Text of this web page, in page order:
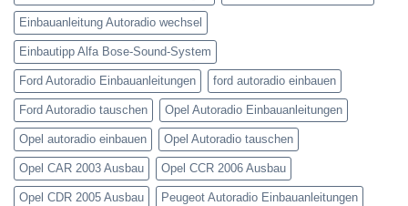
Einbauanleitung Autoradio wechsel
Einbautipp Alfa Bose-Sound-System
Ford Autoradio Einbauanleitungen ford autoradio einbauen
Ford Autoradio tauschen Opel Autoradio Einbauanleitungen
Opel autoradio einbauen Opel Autoradio tauschen
Opel CAR 2003 Ausbau Opel CCR 2006 Ausbau
Opel CDR 2005 Ausbau Peugeot Autoradio Einbauanleitungen